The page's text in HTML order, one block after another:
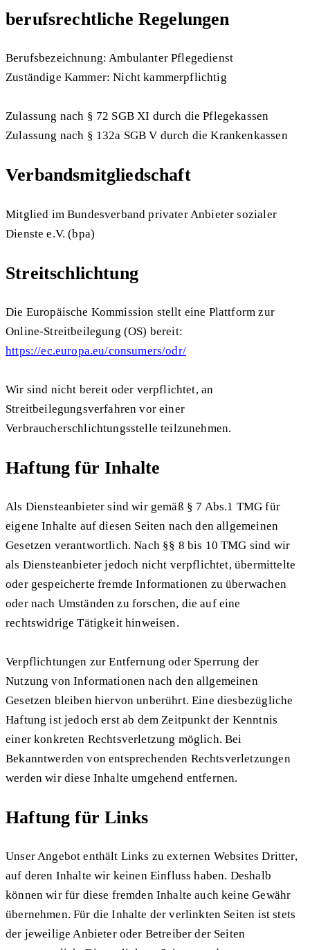
berufsrechtliche Regelungen
Berufsbezeichnung: Ambulanter Pflegedienst
Zuständige Kammer: Nicht kammerpflichtig
Zulassung nach § 72 SGB XI durch die Pflegekassen
Zulassung nach § 132a SGB V durch die Krankenkassen
Verbandsmitgliedschaft
Mitglied im Bundesverband privater Anbieter sozialer
Dienste e.V. (bpa)
Streitschlichtung
Die Europäische Kommission stellt eine Plattform zur
Online-Streitbeilegung (OS) bereit:
https://ec.europa.eu/consumers/odr/
Wir sind nicht bereit oder verpflichtet, an
Streitbeilegungsverfahren vor einer
Verbraucherschlichtungsstelle teilzunehmen.
Haftung für Inhalte
Als Diensteanbieter sind wir gemäß § 7 Abs.1 TMG für
eigene Inhalte auf diesen Seiten nach den allgemeinen
Gesetzen verantwortlich. Nach §§ 8 bis 10 TMG sind wir
als Diensteanbieter jedoch nicht verpflichtet, übermittelte
oder gespeicherte fremde Informationen zu überwachen
oder nach Umständen zu forschen, die auf eine
rechtswidrige Tätigkeit hinweisen.
Verpflichtungen zur Entfernung oder Sperrung der
Nutzung von Informationen nach den allgemeinen
Gesetzen bleiben hiervon unberührt. Eine diesbezügliche
Haftung ist jedoch erst ab dem Zeitpunkt der Kenntnis
einer konkreten Rechtsverletzung möglich. Bei
Bekanntwerden von entsprechenden Rechtsverletzungen
werden wir diese Inhalte umgehend entfernen.
Haftung für Links
Unser Angebot enthält Links zu externen Websites Dritter,
auf deren Inhalte wir keinen Einfluss haben. Deshalb
können wir für diese fremden Inhalte auch keine Gewähr
übernehmen. Für die Inhalte der verlinkten Seiten ist stets
der jeweilige Anbieter oder Betreiber der Seiten